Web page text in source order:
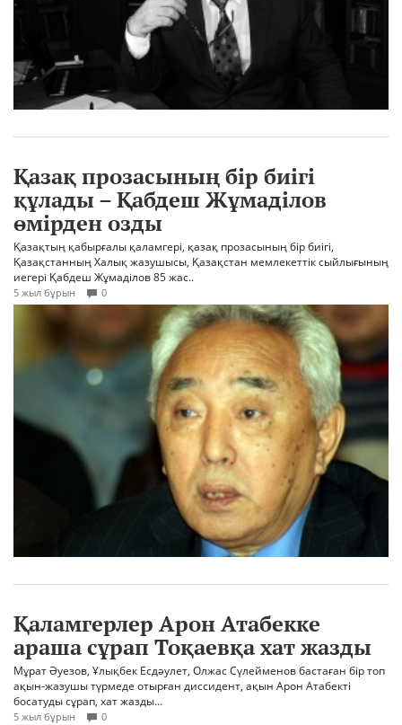
Қазақ прозасының бір биігі
құлады – Қабдеш Жұмаділов
өмірден озды
Қазақтың қабырғалы қаламгері, қазақ прозасының бір биігі,
Қазақстанның Халық жазушысы, Қазақстан мемлекеттік сыйлығының
иегері Қабдеш Жұмаділов 85 жас..
5 жыл бұрын 0
Қаламгерлер Арон Атабекке
араша сұрап Тоқаевқа хат жазды
Мұрат Әуезов, Ұлықбек Есдәулет, Олжас Сүлейменов бастаған бір топ
ақын-жазушы түрмеде отырған диссидент, ақын Арон Атабекті
босатуды сұрап, хат жазды...
5 жыл бұрын 0